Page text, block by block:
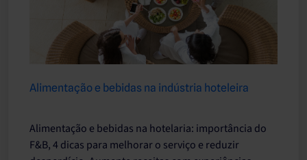
Alimentação e bebidas na indústria hoteleira
Alimentação e bebidas na hotelaria: importância do
F&B, 4 dicas para melhorar o serviço e reduzir